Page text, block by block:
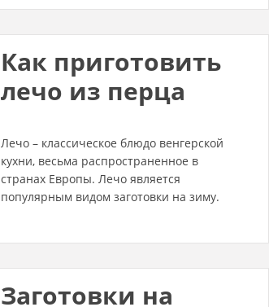
Как приготовить
лечо из перца
Лечо – классическое блюдо венгерской
кухни, весьма распространенное в
странах Европы. Лечо является
популярным видом заготовки на зиму.
Заготовки на